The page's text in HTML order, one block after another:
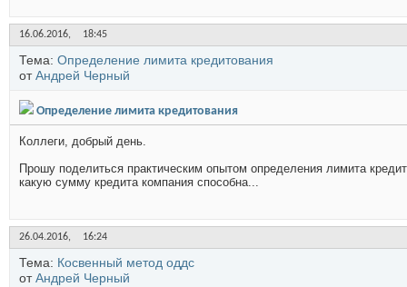
16.06.2016, 18:45
Тема: Определение лимита кредитования
отАндрей Черный
Определение лимита кредитования
Коллеги, добрый день.
Прошу поделиться практическим опытом определения лимита
какую сумму кредита компания способна...
26.04.2016, 16:24
Тема: Косвенный метод оддс
отАндрей Черный